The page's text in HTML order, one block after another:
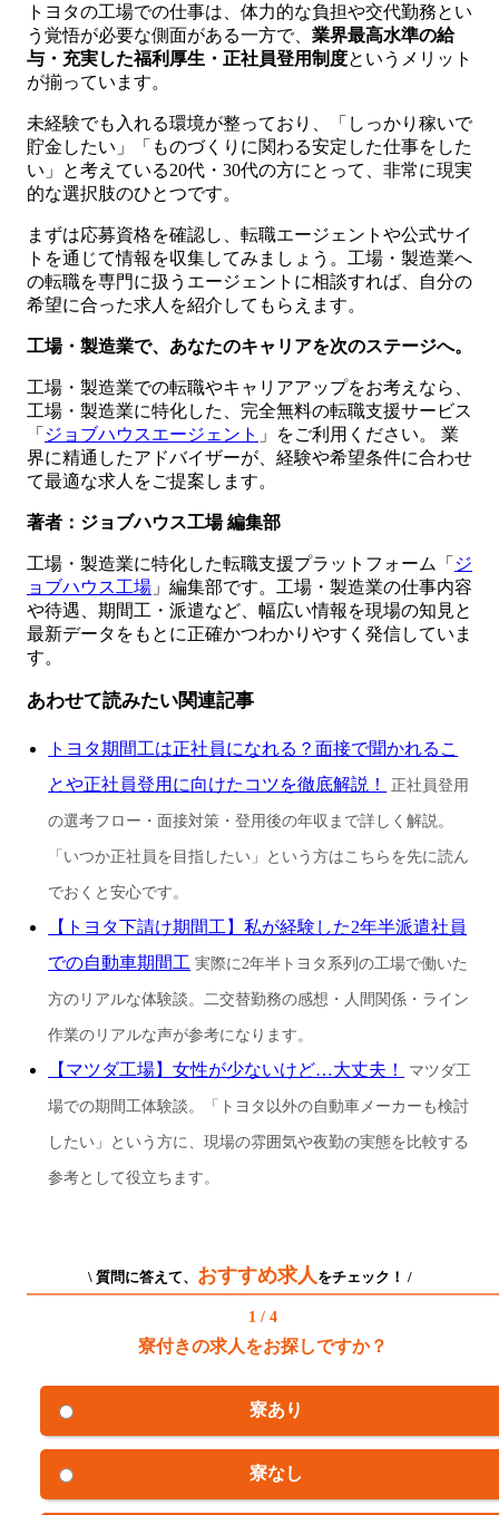
トヨタの工場での仕事は、体力的な負担や交代勤務とい
う覚悟が必要な側面がある一方で、 業界最高水準の給
与・充実した福利厚生・正社員登用制度というメリット
が揃っています。
未経験でも入れる環境が整っており、「しっかり稼いで
貯金したい」「ものづくりに関わる安定した仕事をした
い」と考えている20代・30代の方にとって、非常に現実
的な選択肢のひとつです。
まずは応募資格を確認し、転職エージェントや公式サイ
トを通じて情報を収集してみましょう。工場・製造業へ
の転職を専門に扱うエージェントに相談すれば、自分の
希望に合った求人を紹介してもらえます。
工場・製造業で、あなたのキャリアを次のステージへ。
工場・製造業での転職やキャリアアップをお考えなら、
工場・製造業に特化した、完全無料の転職支援サービス
「 ジョブハウスエージェント 」をご利用ください。 業
界に精通したアドバイザーが、経験や希望条件に合わせ
て最適な求人をご提案します。
著者：ジョブハウス工場 編集部
工場・製造業に特化した転職支援プラットフォーム「 ジ
ョブハウス工場 」編集部です。工場・製造業の仕事内容
や待遇、期間工・派遣など、幅広い情報を現場の知見と
最新データをもとに正確かつわかりやすく発信していま
す。
あわせて読みたい関連記事
トヨタ期間工は正社員になれる？面接で聞かれるこ
とや正社員登用に向けたコツを徹底解説！
正社員登用
の選考フロー・面接対策・登用後の年収まで詳しく解説。
「いつか正社員を目指したい」という方はこちらを先に読ん
でおくと安心です。
【トヨタ下請け期間工】私が経験した2年半派遣社員
での自動車期間工 実際に2年半トヨタ系列の工場で働いた
方のリアルな体験談。二交替勤務の感想・人間関係・ライン
作業のリアルな声が参考になります。
【マツダ工場】女性が少ないけど…大丈夫！
マツダ工
場での期間工体験談。「トヨタ以外の自動車メーカーも検討
したい」という方に、現場の雰囲気や夜勤の実態を比較する
参考として役立ちます。
\ 質問に答えて、 おすすめ求人 をチェック！ /
1 / 4
寮付きの求人をお探しですか？
寮あり
寮なし